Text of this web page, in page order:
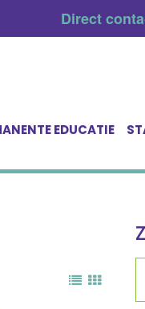
Direct
EDUCATIE